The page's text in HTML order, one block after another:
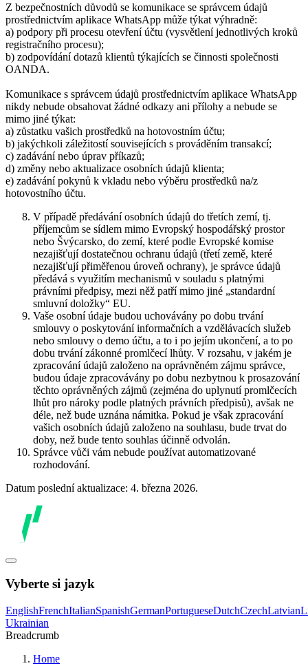
Z bezpečnostních důvodů se komunikace se správcem údajů
prostřednictvím aplikace WhatsApp může týkat výhradně:
a) podpory při procesu otevření účtu (vysvětlení jednotlivých kroků
registračního procesu);
b) zodpovídání dotazů klientů týkajících se činnosti společnosti
OANDA.
Komunikace s správcem údajů prostřednictvím aplikace WhatsApp
nikdy nebude obsahovat žádné odkazy ani přílohy a nebude se
mimo jiné týkat:
a) zůstatku vašich prostředků na hotovostním účtu;
b) jakýchkoli záležitostí souvisejících s prováděním transakcí;
c) zadávání nebo úprav příkazů;
d) změny nebo aktualizace osobních údajů klienta;
e) zadávání pokynů k vkladu nebo výběru prostředků na/z
hotovostního účtu.
V případě předávání osobních údajů do třetích zemí, tj.
příjemcům se sídlem mimo Evropský hospodářský prostor
nebo Švýcarsko, do zemí, které podle Evropské komise
nezajišťují dostatečnou ochranu údajů (třetí země, které
nezajišťují přiměřenou úroveň ochrany), je správce údajů
předává s využitím mechanismů v souladu s platnými
právními předpisy, mezi něž patří mimo jiné „standardní
smluvní doložky“ EU.
Vaše osobní údaje budou uchovávány po dobu trvání
smlouvy o poskytování informačních a vzdělávacích služeb
nebo smlouvy o demo účtu, a to i po jejím ukončení, a to po
dobu trvání zákonné promlčecí lhůty. V rozsahu, v jakém je
zpracování údajů založeno na oprávněném zájmu správce,
budou údaje zpracovávány po dobu nezbytnou k prosazování
těchto oprávněných zájmů (zejména do uplynutí promlčecích
lhůt pro nároky podle platných právních předpisů), avšak ne
déle, než bude uznána námitka. Pokud je však zpracování
vašich osobních údajů založeno na souhlasu, bude trvat do
doby, než bude tento souhlas účinně odvolán.
Správce vůči vám nebude používat automatizované
rozhodování.
Datum poslední aktualizace: 4. března 2026.
Vyberte si jazyk
EnglishFrenchItalianSpanishGermanPortugueseDutchCzechLatvian
Ukrainian
Breadcrumb
Home